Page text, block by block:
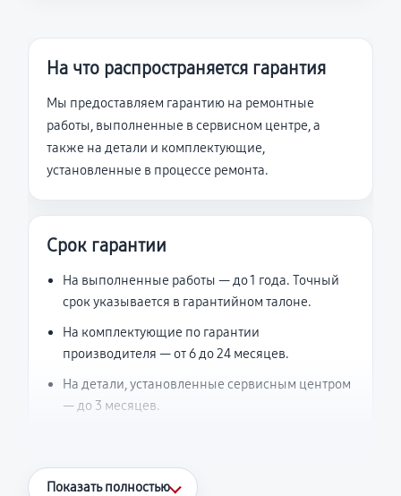
На что распространяется гарантия
Мы предоставляем гарантию на ремонтные
работы, выполненные в сервисном центре, а
также на детали и комплектующие,
установленные в процессе ремонта.
Срок гарантии
На выполненные работы — до 1 года. Точный
срок указывается в гарантийном талоне.
На комплектующие по гарантии
производителя — от 6 до 24 месяцев.
На детали, установленные сервисным центром
— до 3 месяцев.
Что считается гарантийным случаем
Показать полностью